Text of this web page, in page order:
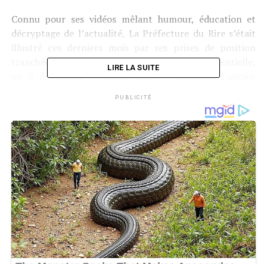
Connu pour ses vidéos mêlant humour, éducation et
décryptage de l’actualité, La Préfecture du Rire s’était
tranchées, notamment à l’approche de la présidentielle,
où il dénonçait certaines dérives rappelant l’ancien
LIRE LA SUITE
PUBLICITÉ